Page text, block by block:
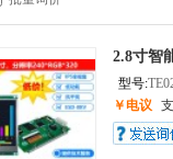
2.8寸智
型号:
￥电议